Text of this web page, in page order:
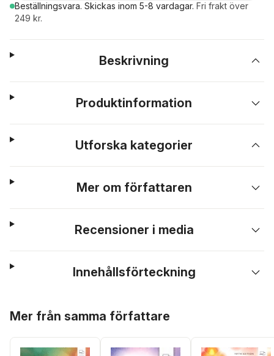
Beställningsvara. Skickas inom 5-8 vardagar. Fri frakt över
249 kr.
Beskrivning
Produktinformation
Utforska kategorier
Mer om författaren
Recensioner i media
Innehållsförteckning
Mer från samma författare